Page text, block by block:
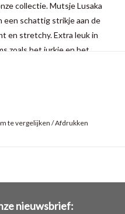
collectie. Mutsje Lusaka
een schattig strikje aan de
en stretchy. Extra leuk in
zoals het jurkje en het
te vergelijken /Afdrukken
nieuwsbrief: